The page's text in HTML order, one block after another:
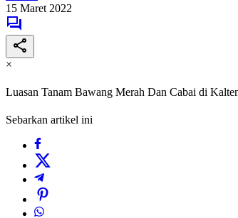
15 Maret 2022
×
Luasan Tanam Bawang Merah Dan Cabai di
Sebarkan artikel ini